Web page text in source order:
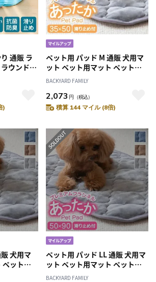
通販 ラ
ウンド
ッド ク
材 暑さ
適 涼し
洗える
)
ペット用 パッド M 通販 犬用マ
ット ペット用マット ペットマ
ット ペットパッド ペット用パ
ッド 敷きパッド マット フラン
ネル 寒さ対策 防寒対策 ペット
犬 いぬ 滑り止め すべり止め 洗
BACKYARD FAMILY
2,073 円 （税込）
積算 144 マイル (8倍)
犬用マ
ペットマ
ト用パ
ペット用 パッド LL 通販 犬用マ
ット ペット用マット ペットマ
ット ペットパッド ペット用パ
BACKYARD FAMILY